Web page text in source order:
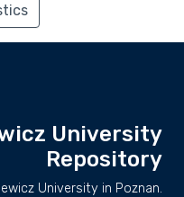
University
Repository
University in Poznan.